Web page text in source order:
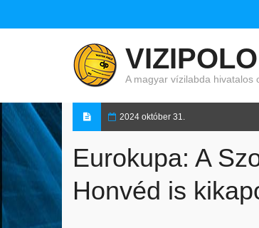
VIZIPOLO
A magyar vízilabda hivatalos
2024 október 31.
Eurokupa: A
Honvéd is